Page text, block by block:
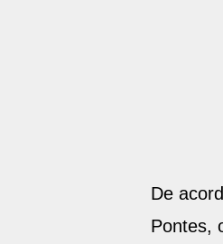
De
Pontes,